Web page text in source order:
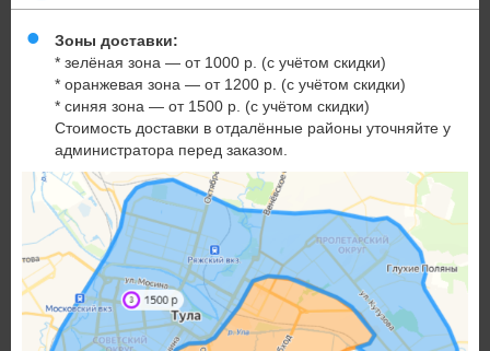
Зоны доставки:
* зелёная зона — от 1000 р. (с учётом скидки)
* оранжевая зона — от 1200 р. (с учётом скидки)
* синяя зона — от 1500 р. (с учётом скидки)
Стоимость доставки в отдалённые районы уточняйте у
администратора перед заказом.